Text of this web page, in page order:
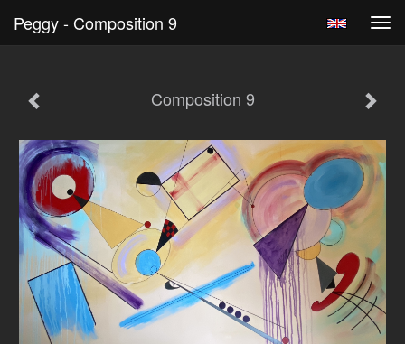
Peggy - Composition 9
Composition 9